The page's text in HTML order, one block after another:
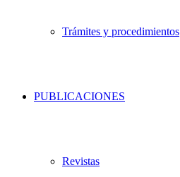
Trámites y procedimientos
PUBLICACIONES
Revistas